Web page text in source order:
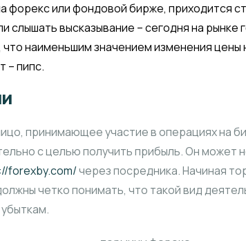
форекс или фондовой бирже, приходится
слышать высказывание – сегодня на
наименьшим значением изменения цены
– пипс.
принимающее участие в операциях на
с целью получить прибыль. Он может
forexby.com/через посредника. Начиная
четко понимать, что такой вид